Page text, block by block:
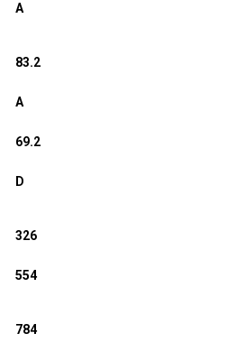
A
83.2
A
69.2
D
326
554
784